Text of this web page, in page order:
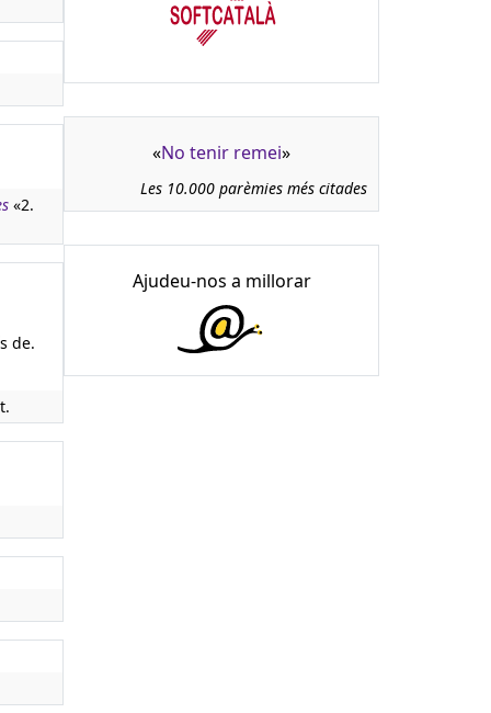
«2.
de.
«No tenir remei»
Les 10.000 parèmies més citades
Ajudeu-nos a millorar